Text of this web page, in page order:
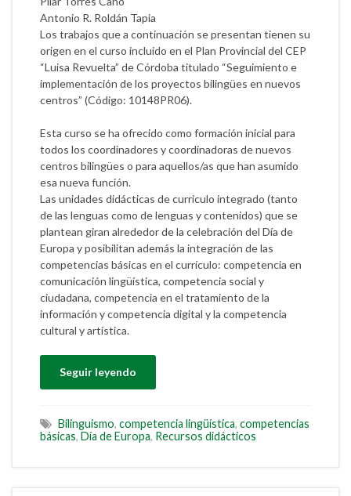
Antonio R. Roldán Tapia
Los trabajos que a continuación se presentan tienen su
origen en el curso incluido en el Plan Provincial del CEP
“Luisa Revuelta” de Córdoba titulado “Seguimiento e
implementación de los proyectos bilingües en nuevos
centros” (Código: 10148PR06).
Esta curso se ha ofrecido como formación inicial para
todos los coordinadores y coordinadoras de nuevos
centros bilingües o para aquellos/as que han asumido
esa nueva función.
Las unidades didácticas de currículo integrado (tanto
de las lenguas como de lenguas y contenidos) que se
plantean giran alrededor de la celebración del Día de
Europa y posibilitan además la integración de las
competencias básicas en el currículo: competencia en
comunicación lingüística, competencia social y
ciudadana, competencia en el tratamiento de la
información y competencia digital y la competencia
cultural y artística.
Seguir leyendo
Bilinguismo, competencia lingüística, competencias
básicas, Día de Europa, Recursos didácticos